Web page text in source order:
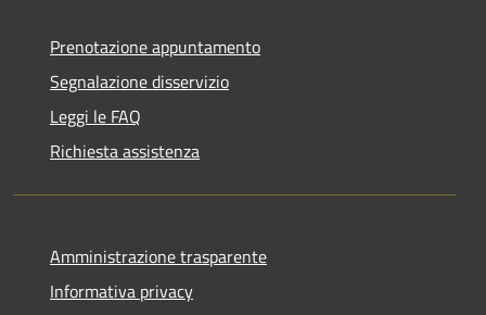
Prenotazione appuntamento
Segnalazione disservizio
Leggi le FAQ
Richiesta assistenza
Amministrazione trasparente
Informativa privacy